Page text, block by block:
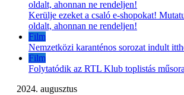
Kerülje ezeket a csaló e-shopokat!
oldalt, ahonnan ne rendeljen!
Film
Nemzetközi karanténos sorozat indult
Film
Folytatódik az RTL Klub toplistás műsora
2024. augusztus